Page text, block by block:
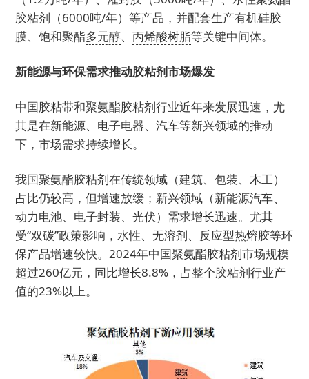
胶粘剂（6000吨/年）等产品，并配套生产有机硅胶
膜、饱和聚酯多元醇、丙烯酸树脂等关键中间体。
新能源与环保需求推动胶粘剂市场爆发
中国胶粘带和聚氨酯胶粘剂行业近年来发展迅速，尤
其是在新能源、电子电器、汽车等新兴领域的推动
下，市场需求持续增长。
我国聚氨酯胶粘剂在传统领域（建筑、包装、木工）
占比仍较高，但增速放缓；新兴领域（新能源汽车、
动力电池、电子封装、光伏）需求增长迅速。尤其
受“双碳”政策影响，水性、无溶剂、反应型热熔胶等环
保产品增速较快。2024年中国聚氨酯胶粘剂市场规模
超过260亿元，同比增长8.8%，占整个胶粘剂行业产
值的23%以上。